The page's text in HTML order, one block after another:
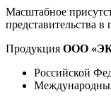
Масштабное
представительства в
Продукция ООО
Российской